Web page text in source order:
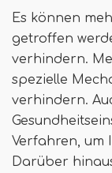
Es können
getroffen
verhindern.
spezielle
verhindern.
Verfahren, um
Darüber